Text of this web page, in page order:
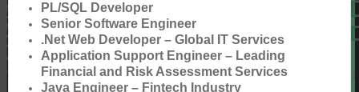
PL/SQL Developer
Senior Software Engineer
.Net Web Developer – Global IT Services
Application Support Engineer – Leading
Financial and Risk Assessment Services
Java Engineer – Fintech Industry